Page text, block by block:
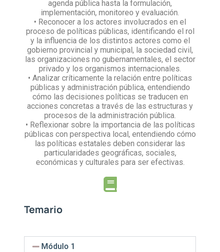
agenda pública hasta la formulación,
implementación, monitoreo y evaluación.
• Reconocer a los actores involucrados en el
proceso de políticas públicas, identificando el rol
y la influencia de los distintos actores como el
gobierno provincial y municipal, la sociedad civil,
las organizaciones no gubernamentales, el sector
privado y los organismos internacionales.
• Analizar críticamente la relación entre políticas
públicas y administración pública, entendiendo
cómo las decisiones políticas se traducen en
acciones concretas a través de las estructuras y
procesos de la administración pública.
• Reflexionar sobre la importancia de las políticas
públicas con perspectiva local, entendiendo cómo
las políticas estatales deben considerar las
particularidades geográficas, sociales,
económicas y culturales para ser efectivas.
Temario
Módulo 1